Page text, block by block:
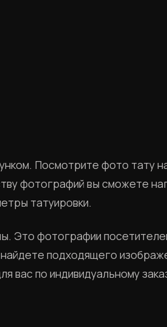
Посмотрите фото тату
фотографий вы сможете
татуировки.
Это фотографии
подходящего
вас по индивидуальному